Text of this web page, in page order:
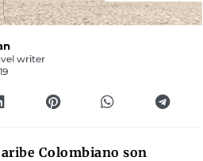
writer
Colombiano son